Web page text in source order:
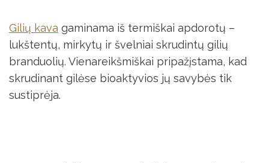
Gilių kava gaminama iš termiškai apdorotų –
lukštentų, mirkytų ir švelniai skrudintų gilių
branduolių. Vienareikšmiškai pripažįstama, kad
skrudinant gilėse bioaktyvios jų savybės tik
sustiprėja.